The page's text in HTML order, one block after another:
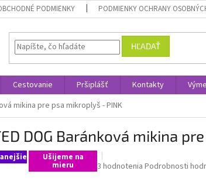
PODMIENKY PODMIENKY OCHRANY
HĽADAŤ
Cestovanie Pršiplášť Kontakty
mikina pre psa mikroplyš - PINK
DOG Baránková mikina
Ušijeme na
mieru
Priemerné
3 hodnotenia Podrobnosti